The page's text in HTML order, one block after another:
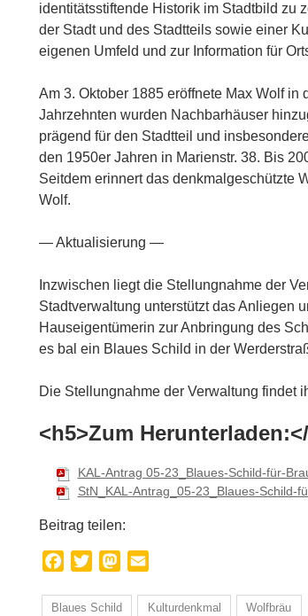
identitätsstiftende Historik im Stadtbild zu
der Stadt und des Stadtteils sowie einer
eigenen Umfeld und zur Information für
Am 3. Oktober 1885 eröffnete Max Wolf
Jahrzehnten wurden Nachbarhäuser
prägend für den Stadtteil und
den 1950er Jahren in Marienstr. 38. Bis
Seitdem erinnert das denkmalgeschützte
Wolf.
— Aktualisierung —
Inzwischen liegt die Stellungnahme der
Stadtverwaltung unterstützt das Anliegen
Hauseigentümerin zur Anbringung des
es bal ein Blaues Schild in der
Die Stellungnahme der Verwaltung findet
<h5>Zum
KAL-Antrag 05-23_Blaues-Schild-für-
StN_KAL-Antrag_05-23_Blaues-Schild-
Beitrag teilen:
Facebook
TwitterMastodon
Blaues Schild Kulturdenkmal Wolfbräu